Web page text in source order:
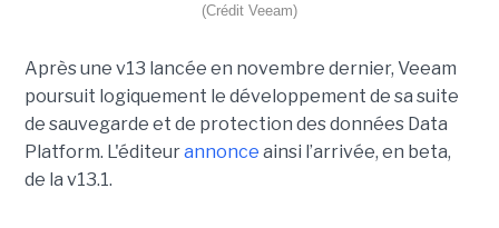
(Crédit Veeam)
Après une v13 lancée en novembre dernier, Veeam
poursuit logiquement le développement de sa suite
de sauvegarde et de protection des données Data
Platform. L'éditeurannonce ainsi l’arrivée, en beta,
de la v13.1.